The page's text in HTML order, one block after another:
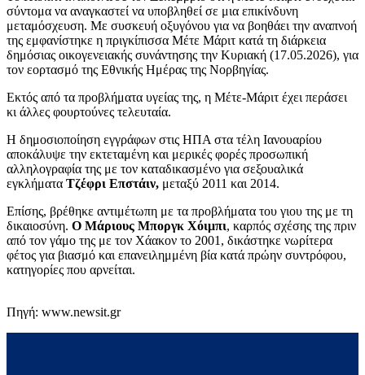
σύντομα να αναγκαστεί να υποβληθεί σε μια επικίνδυνη
μεταμόσχευση. Με συσκευή οξυγόνου για να βοηθάει την αναπνοή
της εμφανίστηκε η πριγκίπισσα Μέτε Μάριτ κατά τη διάρκεια
δημόσιας οικογενειακής συνάντησης την Κυριακή (17.05.2026), για
τον εορτασμό της Εθνικής Ημέρας της Νορβηγίας.
Εκτός από τα προβλήματα υγείας της, η Μέτε-Μάριτ έχει περάσει
κι άλλες φουρτούνες τελευταία.
Η δημοσιοποίηση εγγράφων στις ΗΠΑ στα τέλη Ιανουαρίου
αποκάλυψε την εκτεταμένη και μερικές φορές προσωπική
αλληλογραφία της με τον καταδικασμένο για σεξουαλικά
εγκλήματα Τζέφρι Επστάιν, μεταξύ 2011 και 2014.
Επίσης, βρέθηκε αντιμέτωπη με τα προβλήματα του γιου της με τη
δικαιοσύνη. Ο Μάριους Μποργκ Χόιμπι, καρπός σχέσης της πριν
από τον γάμο της με τον Χάακον το 2001, δικάστηκε νωρίτερα
φέτος για βιασμό και επανειλημμένη βία κατά πρώην συντρόφου,
κατηγορίες που αρνείται.
Πηγή: www.newsit.gr